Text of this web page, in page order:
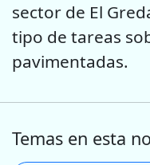
sector de El
tipo de tareas
pavimentadas.
Temas en esta